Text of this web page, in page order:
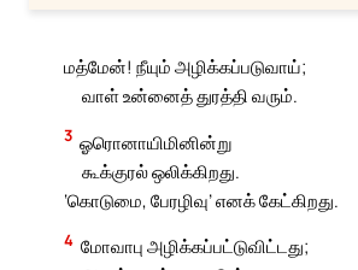
மத்மேன்! நீயும் அழிக்கப்படுவாய்;
வாள் உன்னைத் துரத்தி வரும்.
3 ஓரொனாயிமினின்று
கூக்குரல் ஒலிக்கிறது.
‘கொடுமை, பேரழிவு’ எனக் கேட்கிறது.
4 மோவாபு அழிக்கப்பட்டுவிட்டது;